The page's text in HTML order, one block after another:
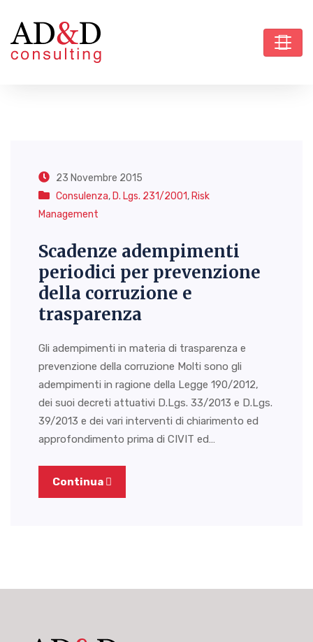
23 Novembre 2015
Consulenza, D. Lgs. 231/2001, Risk
Management
Scadenze adempimenti
periodici per prevenzione
della corruzione e
trasparenza
Gli adempimenti in materia di trasparenza e
prevenzione della corruzione Molti sono gli
adempimenti in ragione della Legge 190/2012,
dei suoi decreti attuativi D.Lgs. 33/2013 e D.Lgs.
39/2013 e dei vari interventi di chiarimento ed
approfondimento prima di CIVIT ed…
Continua